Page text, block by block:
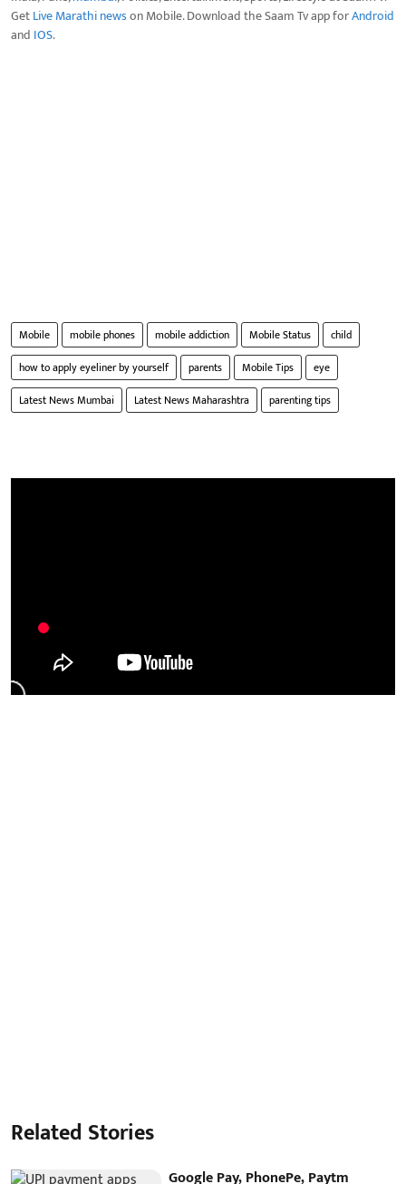
GetLive Marathi newson Mobile. Download the Saam Tv app forAndroid
and IOS.
Mobile mobile phones mobile addiction Mobile Status
child
how to apply eyeliner by yourself
parents Mobile Tips
eye
Latest News Mumbai
Latest News Maharashtra parenting tips
Related Stories
Google Pay, PhonePe, Paytm